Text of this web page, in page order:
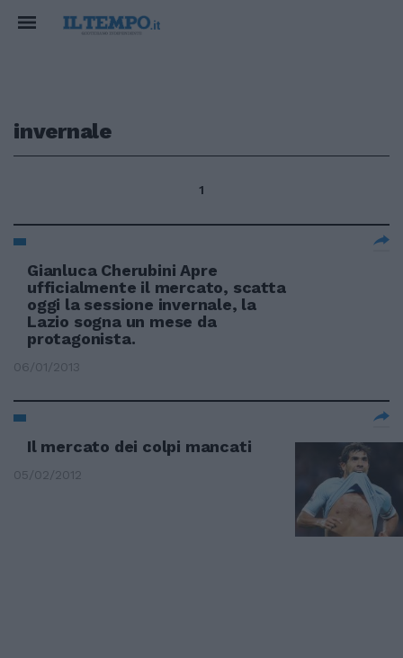
invernale
1
Gianluca Cherubini Apre
ufficialmente il mercato, scatta
oggi la sessione invernale, la
Lazio sogna un mese da
protagonista.
06/01/2013
Il mercato dei colpi mancati
05/02/2012